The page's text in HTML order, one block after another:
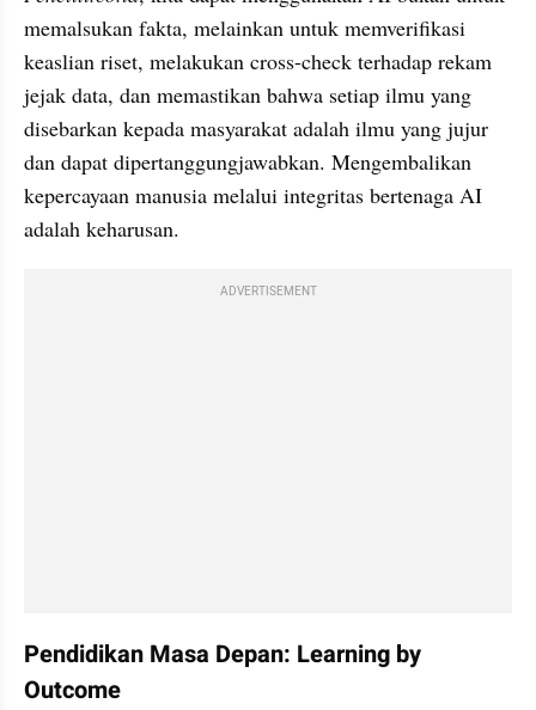
memalsukan fakta, melainkan untuk memverifikasi
keaslian riset, melakukan cross-check terhadap rekam
jejak data, dan memastikan bahwa setiap ilmu yang
disebarkan kepada masyarakat adalah ilmu yang jujur
dan dapat dipertanggungjawabkan. Mengembalikan
kepercayaan manusia melalui integritas bertenaga AI
adalah keharusan.
ADVERTISEMENT
Pendidikan Masa Depan: Learning by
Outcome